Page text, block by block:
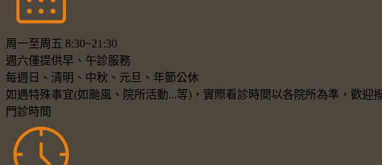
周一至周五 8:30~21:30
週六僅提供早、午診服務
每週日、清明、中秋、元旦、年節公休
如遇特殊事宜(如颱風、院所活動...等)，實際看診時間以各院所為準，歡迎
門診時間